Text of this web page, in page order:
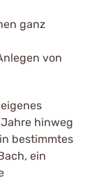
ganz
von
hinweg
bestimmtes
ein